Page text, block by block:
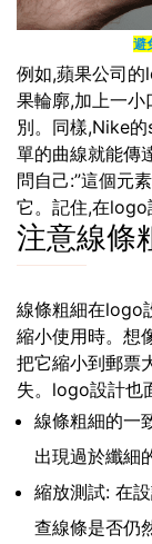
避
例如,蘋果公司
果輪廓,加上一小
別。同樣,Nike
單的曲線就能傳
問自己:”這個元
它。記住,在logo
注意線條
線條粗細在logo
縮小使用時。想
把它縮小到郵票
失。logo設計也
線條粗細的一
出現過於纖細
縮放測試: 在
查線條是否仍